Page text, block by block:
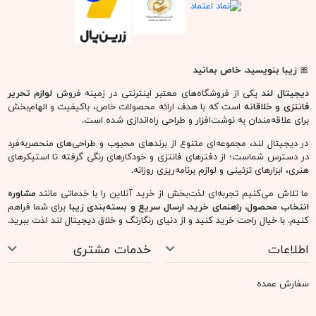
🎀زیبا بنویسید، خاص بمانید
دیجیتال لند یکی از فروشگاه‌های معتبر اینترنتی در زمینه فروش لوازم تحریر
فانتزی و خلاقانه است که با هدف ارائه محصولات خاص، باکیفیت و الهام‌بخش
برای علاقه‌مندان به نوشت‌افزار و طراحی راه‌اندازی شده است.
در دیجیتال لند، مجموعه‌ای متنوع از برندهای محبوب و طراحی‌های منحصربه‌فرد
در دسترس شماست؛ از دفترهای فانتزی و خودکارهای رنگی گرفته تا استیکرهای
هنری، ابزارهای تزئینی و لوازم برنامه‌ریزی روزانه.
ما تلاش می‌کنیم تجربه‌ای لذت‌بخش از خرید آنلاین را با خدماتی مانندمشاوره
انتخاب محصول، راهنمای خرید، ارسال سریع و بسته‌بندی زیبا برای شما فراهم
کنیم. با خیال راحت خرید کنید و از دنیای رنگارنگ و خلاق دیجیتال لند لذت ببرید.
اطلاعات خدمات مشتری
سفارش عمده